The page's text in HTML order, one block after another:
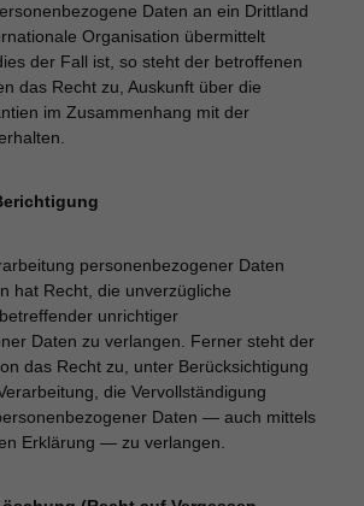
Daten an ein Drittland
Organisation übermittelt
der Fall ist, so steht der betroffenen
das Recht zu, Auskunft über die
im Zusammenhang mit der
personenbezogener Daten
hat Recht, die unverzügliche
unrichtiger
Daten zu verlangen. Ferner steht der
das Recht zu, unter Berücksichtigung
die Vervollständigung
Daten — auch mittels
Erklärung — zu verlangen.